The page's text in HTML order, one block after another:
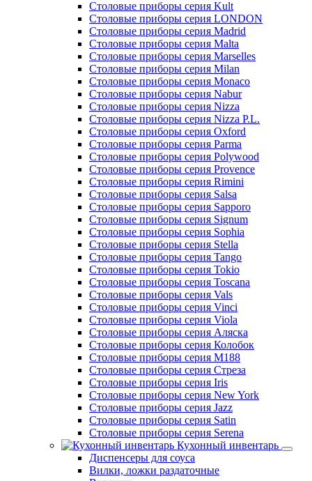
Столовые приборы серия Kult
Столовые приборы серия LONDON
Столовые приборы серия Madrid
Столовые приборы серия Malta
Столовые приборы серия Marselles
Столовые приборы серия Milan
Столовые приборы серия Monaco
Столовые приборы серия Nabur
Столовые приборы серия Nizza
Столовые приборы серия Nizza P.L.
Столовые приборы серия Oxford
Столовые приборы серия Parma
Столовые приборы серия Polywood
Столовые приборы серия Provence
Столовые приборы серия Rimini
Столовые приборы серия Salsa
Столовые приборы серия Sapporo
Столовые приборы серия Signum
Столовые приборы серия Sophia
Столовые приборы серия Stella
Столовые приборы серия Tango
Столовые приборы серия Tokio
Столовые приборы серия Toscana
Столовые приборы серия Vals
Столовые приборы серия Vinci
Столовые приборы серия Viola
Столовые приборы серия Аляска
Столовые приборы серия Колобок
Столовые приборы серия М188
Столовые приборы серия Стреза
Столовые приборы серия Iris
Столовые приборы серия New York
Столовые приборы серия Jazz
Столовые приборы серия Satin
Столовые приборы серия Serena
Кухонный инвентарь
Диспенсеры для соуса
Вилки, ложки раздаточные